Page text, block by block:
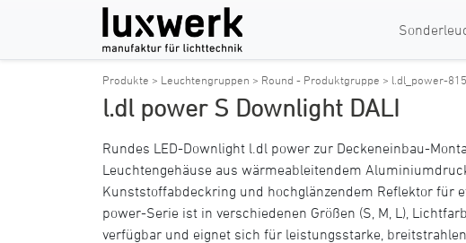
Produkte > Leuchtengruppen > Round - Produktgruppe > l.dl_power-
l.dl power S Downlight DALI
Rundes LED-Downlight l.dl power zur Deckeneinbau-
Leuchtengehäuse aus wärmeableitendem
Kunststoffabdeckring und hochglänzendem Reflektor für
power-Serie ist in verschiedenen Größen (S, M, L),
verfügbar und eignet sich für leistungsstarke,